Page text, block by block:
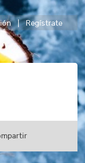
| Regístrate